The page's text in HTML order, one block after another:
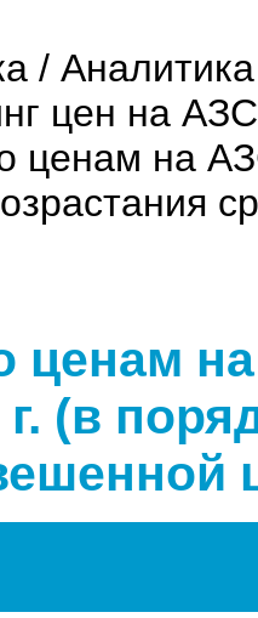
/ Аналитика
цен на
ценам на
ценам
(в